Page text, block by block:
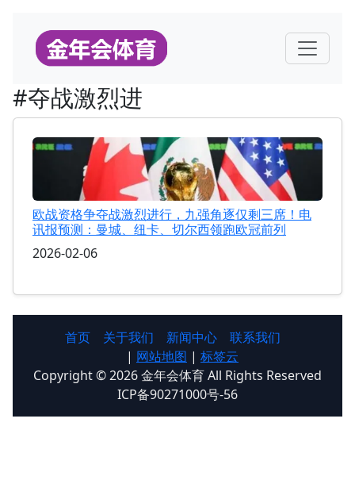
#夺战激烈进
欧战资格争夺战激烈进行，九强角逐仅剩三席！电
讯报预测：曼城、纽卡、切尔西领跑欧冠前列
2026-02-06
首页 关于我们 新闻中心
联系我们
| 网站地图 | 标签云
Copyright © 2026 金年会体育 All Rights Reserved
ICP备90271000号-56